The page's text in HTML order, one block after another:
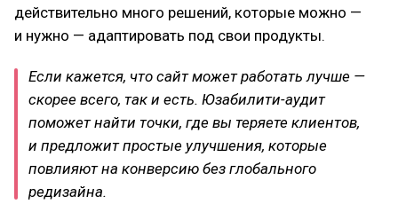
действительно много решений, которые можно —
и нужно — адаптировать под свои продукты.
Если кажется, что сайт может работать лучше —
скорее всего, так и есть. Юзабилити-аудит
поможет найти точки, где вы теряете клиентов,
и предложит простые улучшения, которые
повлияют на конверсию без глобального
редизайна.